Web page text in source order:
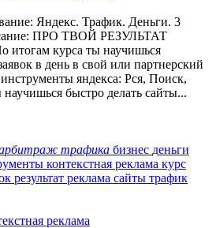
Яндекс. Трафик. Деньги. 3
ПРО ТВОЙ РЕЗУЛЬТАТ
курса ты научишься
в день в свой или партнерский
яндекса: Рся, Поиск,
быстро делать сайты...
трафика бизнес деньги
контекстная реклама курс
результат реклама сайты трафик
реклама